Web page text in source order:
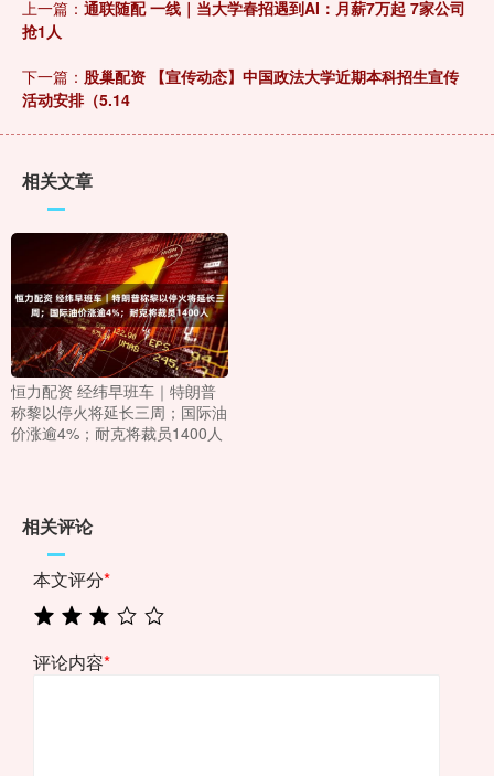
上一篇： 通联随配 一线｜当大学春招遇到AI：月薪7万起 7家公司
抢1人
下一篇： 股巢配资 【宣传动态】中国政法大学近期本科招生宣传
活动安排（5.14
相关文章
恒力配资 经纬早班车｜特朗普
称黎以停火将延长三周；国际油
价涨逾4%；耐克将裁员1400人
相关评论
本文评分*
评论内容*